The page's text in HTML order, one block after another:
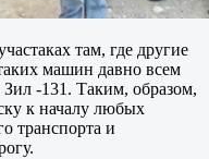
там, где другие
машин давно всем
-131. Таким, образом,
к началу любых
транспорта и